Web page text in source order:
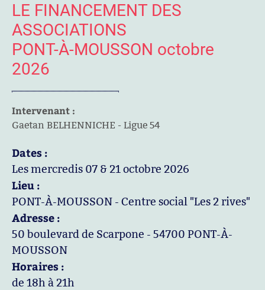
LE FINANCEMENT DES
ASSOCIATIONS
PONT-À-MOUSSON octobre
2026
Intervenant :
Gaetan BELHENNICHE - Ligue 54
Dates :
Les mercredis 07 & 21 octobre 2026
Lieu :
PONT-À-MOUSSON - Centre social "Les 2 rives"
Adresse :
50 boulevard de Scarpone - 54700 PONT-À-
MOUSSON
Horaires :
de 18h à 21h